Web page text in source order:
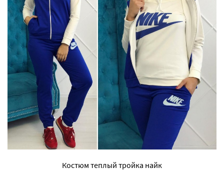
Костюм теплый тройка найк